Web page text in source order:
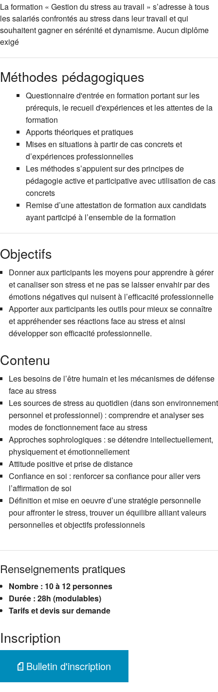
La formation « Gestion du stress au travail » s’adresse à tous
les salariés confrontés au stress dans leur travail et qui
souhaitent gagner en sérénité et dynamisme. Aucun diplôme
exigé
Méthodes pédagogiques
Questionnaire d'entrée en formation portant sur les
prérequis, le recueil d'expériences et les attentes de la
formation
Apports théoriques et pratiques
Mises en situations à partir de cas concrets et
d’expériences professionnelles
Les méthodes s’appuient sur des principes de
pédagogie active et participative avec utilisation de cas
concrets
Remise d’une attestation de formation aux candidats
ayant participé à l’ensemble de la formation
Objectifs
Donner aux participants les moyens pour apprendre à gérer
et canaliser son stress et ne pas se laisser envahir par des
émotions négatives qui nuisent à l’efficacité professionnelle
Apporter aux participants les outils pour mieux se connaître
et appréhender ses réactions face au stress et ainsi
développer son efficacité professionnelle.
Contenu
Les besoins de l’être humain et les mécanismes de défense
face au stress
Les sources de stress au quotidien (dans son environnement
personnel et professionnel) : comprendre et analyser ses
modes de fonctionnement face au stress
Approches sophrologiques : se détendre intellectuellement,
physiquement et émotionnellement
Attitude positive et prise de distance
Confiance en soi : renforcer sa confiance pour aller vers
l’affirmation de soi
Définition et mise en oeuvre d’une stratégie personnelle
pour affronter le stress, trouver un équilibre alliant valeurs
personnelles et objectifs professionnels
Renseignements pratiques
Nombre : 10 à 12 personnes
Durée : 28h (modulables)
Tarifs et devis sur demande
Inscription
Bulletin d'inscription